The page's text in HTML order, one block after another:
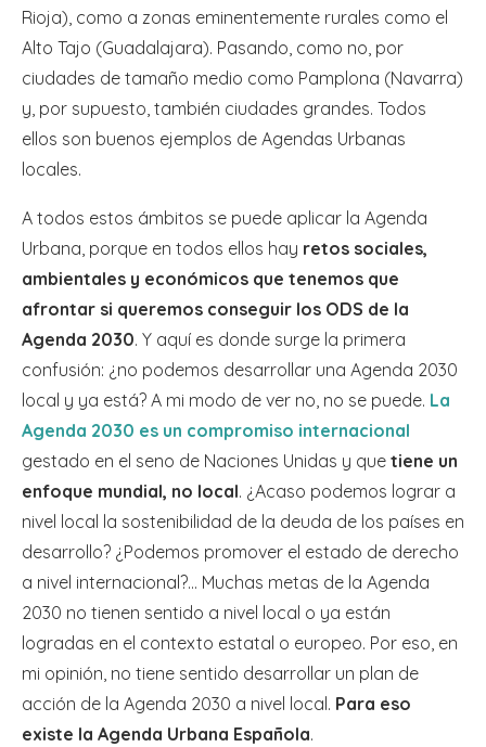
Rioja), como a zonas eminentemente rurales como el
Alto Tajo (Guadalajara). Pasando, como no, por
ciudades de tamaño medio como Pamplona (Navarra)
y, por supuesto, también ciudades grandes. Todos
ellos son buenos ejemplos de Agendas Urbanas
locales.
A todos estos ámbitos se puede aplicar la Agenda
Urbana, porque en todos ellos hay retos sociales,
ambientales y económicos que tenemos que
afrontar si queremos conseguir los ODS de la
Agenda 2030. Y aquí es donde surge la primera
confusión: ¿no podemos desarrollar una Agenda 2030
local y ya está? A mi modo de ver no, no se puede. La
Agenda 2030 es un compromiso internacional
gestado en el seno de Naciones Unidas y que tiene un
enfoque mundial, no local. ¿Acaso podemos lograr a
nivel local la sostenibilidad de la deuda de los países en
desarrollo? ¿Podemos promover el estado de derecho
a nivel internacional?… Muchas metas de la Agenda
2030 no tienen sentido a nivel local o ya están
logradas en el contexto estatal o europeo. Por eso, en
mi opinión, no tiene sentido desarrollar un plan de
acción de la Agenda 2030 a nivel local. Para eso
existe la Agenda Urbana Española.